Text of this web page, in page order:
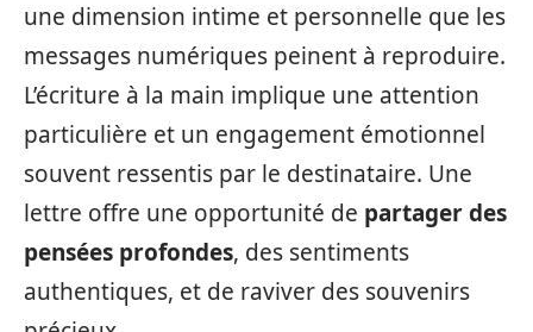
une dimension intime et personnelle que les
messages numériques peinent à reproduire.
L’écriture à la main implique une attention
particulière et un engagement émotionnel
souvent ressentis par le destinataire. Une
lettre offre une opportunité de partager des
pensées profondes, des sentiments
authentiques, et de raviver des souvenirs